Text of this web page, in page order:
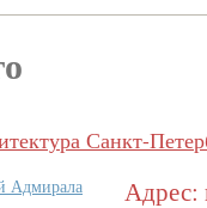
Санкт-
Адрес: